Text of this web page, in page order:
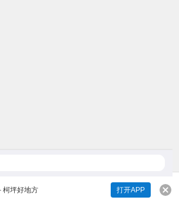
柯坪好地方 打开APP